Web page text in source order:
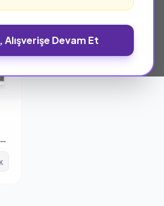
Alışverişe Devam Et